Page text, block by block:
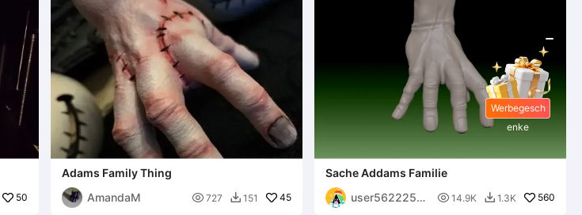
50
Adams Family Thing
AmandaM
 727  151 45
Sache Addams Familie
user5622255
 14.9K  1.3K 560
Werbegesch
enke